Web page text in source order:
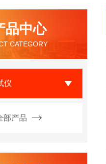
品中心
CATEGORY
仪
部产品